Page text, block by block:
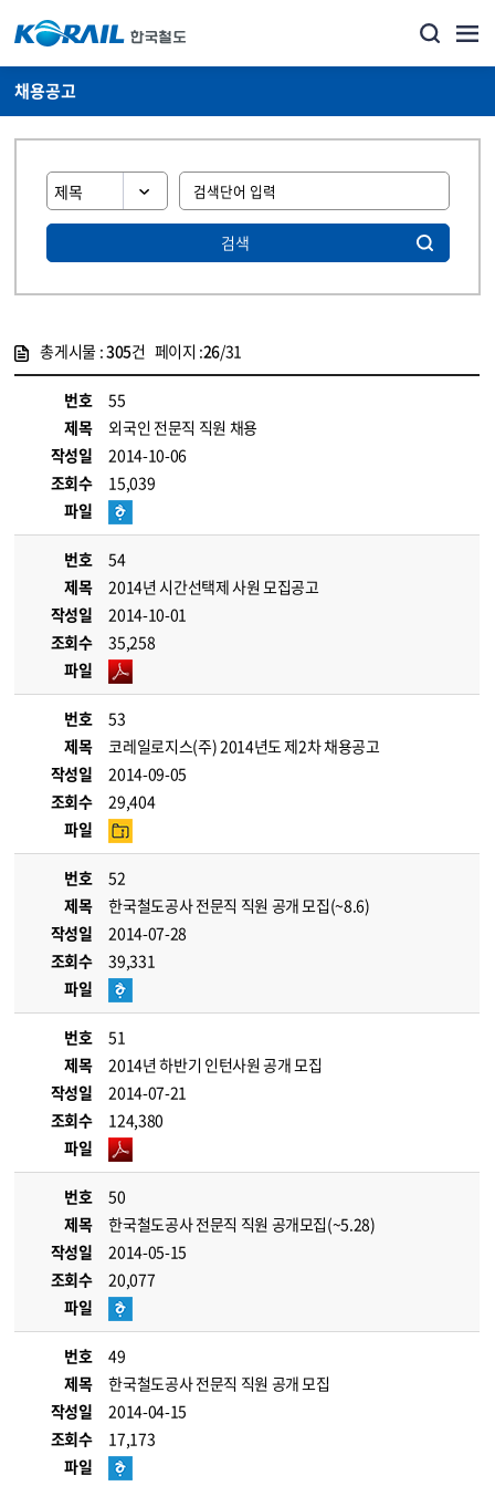
채용공고
검색
총게시물 :305건 페이지 :26/31
번호
55
제목
외국인 전문직 직원 채용
작성일
2014-10-06
조회수
15,039
파일
번호
54
제목
2014년 시간선택제 사원 모집공고
작성일
2014-10-01
조회수
35,258
파일
번호
53
제목
코레일로지스(주) 2014년도 제2차 채용공고
작성일
2014-09-05
조회수
29,404
파일
번호
52
제목
한국철도공사 전문직 직원 공개 모집(~8.6)
작성일
2014-07-28
조회수
39,331
파일
번호
51
제목
2014년 하반기 인턴사원 공개 모집
작성일
2014-07-21
조회수
124,380
파일
번호
50
제목
한국철도공사 전문직 직원 공개모집(~5.28)
작성일
2014-05-15
조회수
20,077
파일
번호
49
제목
한국철도공사 전문직 직원 공개 모집
작성일
2014-04-15
조회수
17,173
파일